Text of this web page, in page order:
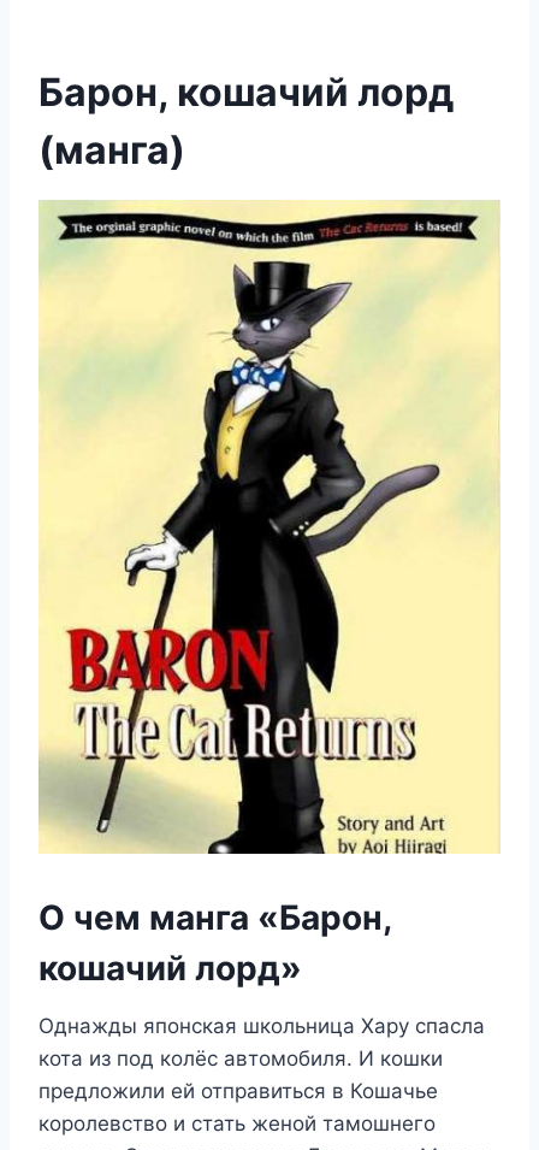
Барон, кошачий лорд
(манга)
О чем манга «Барон,
кошачий лорд»
Однажды японская школьница Хару спасла
кота из под колёс автомобиля. И кошки
предложили ей отправиться в Кошачье
королевство и стать женой тамошнего